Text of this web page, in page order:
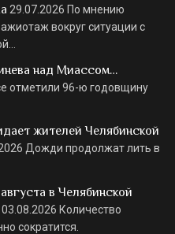
29.07.2026 По мнению
вокруг ситуации с
над Миассом…
отметили 96-ю годовщину
жителей Челябинской
Дожди продолжат лить в
в Челябинской
03.08.2026 Количество
сократится.